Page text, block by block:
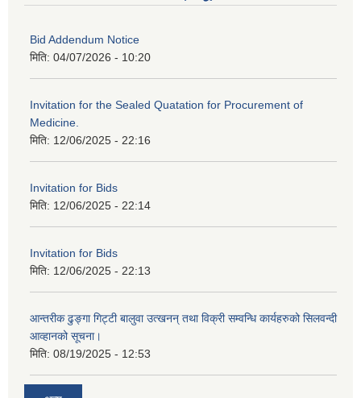
Bid Addendum Notice
मिति: 04/07/2026 - 10:20
Invitation for the Sealed Quatation for Procurement of
Medicine.
मिति: 12/06/2025 - 22:16
Invitation for Bids
मिति: 12/06/2025 - 22:14
Invitation for Bids
मिति: 12/06/2025 - 22:13
आन्तरीक ढुङ्गा गिट्टी बालुवा उत्खनन् तथा विक्री सम्वन्धि कार्यहरुको सिलवन्दी
आव्हानको सूचना।
मिति: 08/19/2025 - 12:53